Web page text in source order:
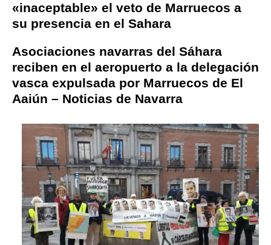
«inaceptable» el veto de Marruecos a
su presencia en el Sahara
Asociaciones navarras del Sáhara
reciben en el aeropuerto a la delegación
vasca expulsada por Marruecos de El
Aaiún – Noticias de Navarra